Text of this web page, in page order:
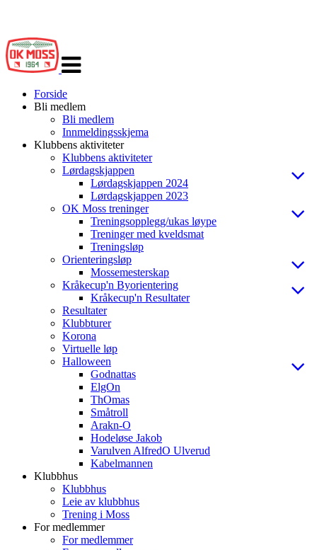
navigasjon
Forside
Bli medlem
Bli medlem
Innmeldingsskjema
Klubbens aktiviteter
Klubbens aktiviteter
Lørdagskjappen
Lørdagskjappen 2024
Lørdagskjappen 2023
OK Moss treninger
Treningsopplegg/ukas løype
Treninger med kveldsmat
Treningsløp
Orienteringsløp
Mossemesterskap
Kråkecup'n Byorientering
Kråkecup'n Resultater
Resultater
Klubbturer
Korona
Virtuelle løp
Halloween
Godnattas
ElgOn
ThOmas
Småtroll
Arakn-O
Hodeløse Jakob
Varulven AlfredO Ulverud
Kabelmannen
Klubbhus
Klubbhus
Leie av klubbhus
Trening i Moss
For medlemmer
For medlemmer